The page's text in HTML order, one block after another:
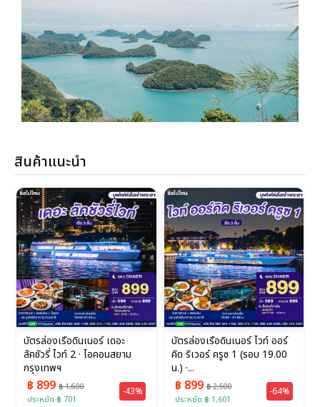
สินค้าแนะนำ
บัตรล่องเรือดินเนอร์ เดอะ
ลัคชัวรี่ ไวท์ 2 · ไอคอนสยาม
กรุงเทพฯ
฿ 899 ฿ 1,600
ประหยัด ฿ 701
-43%
บัตรล่องเรือดินเนอร์ ไวท์ ออร์
คิด ริเวอร์ ครูซ 1 (รอบ 19.00
น.) ·...
฿ 899฿ 2,500
ประหยัด ฿ 1,601
-64%